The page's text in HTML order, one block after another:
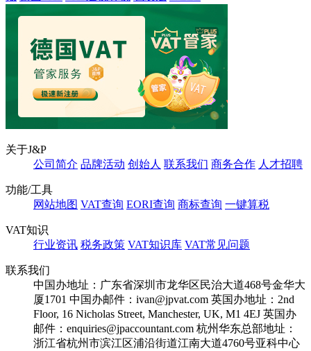
关于J&P
公司简介 品牌活动 创始人 联系我们 商务合作 人才招聘
功能/工具
网站地图 VAT查询 EORI查询 商标查询 一键算税
VAT知识
行业资讯 税务政策 VAT知识库 VAT常见问题
联系我们
中国办地址：广东省深圳市龙华区民治大道468号金华大
厦1701 中国办邮件：ivan@jpvat.com 英国办地址：2nd
Floor, 16 Nicholas Street, Manchester, UK, M1 4EJ 英国办
邮件：enquiries@jpaccountant.com 杭州华东总部地址：
浙江省杭州市滨江区浦沿街道江南大道4760号亚科中心